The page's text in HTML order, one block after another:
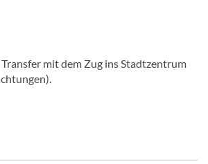
mit dem Zug ins Stadtzentrum